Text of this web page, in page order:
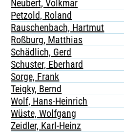
Neubert, Volkmar
Petzold, Roland
Rauschenbach, Hartmut
Roßburg, Matthias
Schädlich, Gerd
Schuster, Eberhard
Sorge, Frank
Teigky, Bernd
Wolf, Hans-Heinrich
Wüste, Wolfgang
Zeidler, Karl-Heinz